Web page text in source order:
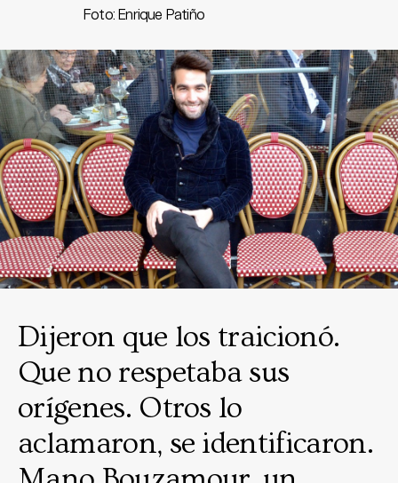
Foto: Enrique Patiño
Dijeron que los traicionó.
Que no respetaba sus
orígenes. Otros lo
aclamaron, se identificaron.